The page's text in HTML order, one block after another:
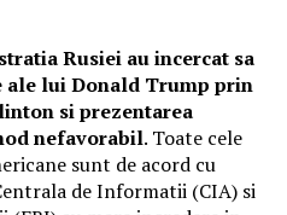
Rusiei au incercat sa
ale lui Donald Trump prin
si prezentarea
nefavorabil. Toate cele
sunt de acord cu
de Informatii (CIA) si